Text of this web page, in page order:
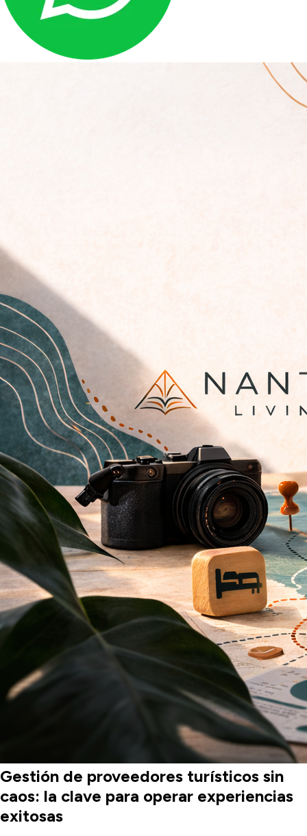
Gestión de proveedores turísticos sin
caos: la clave para operar experiencias
exitosas